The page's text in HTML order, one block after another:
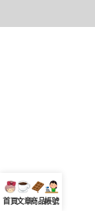
首頁文章商品帳號